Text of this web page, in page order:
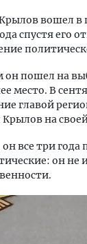
вошел в
спустя его
он пошел на
место. В
главой
на
все три года
он не